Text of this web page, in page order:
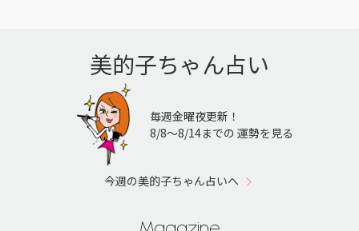
美的子ちゃん占い
毎週金曜夜更新！
8/8〜8/14までの 運勢を見る
今週の美的子ちゃん占いへ